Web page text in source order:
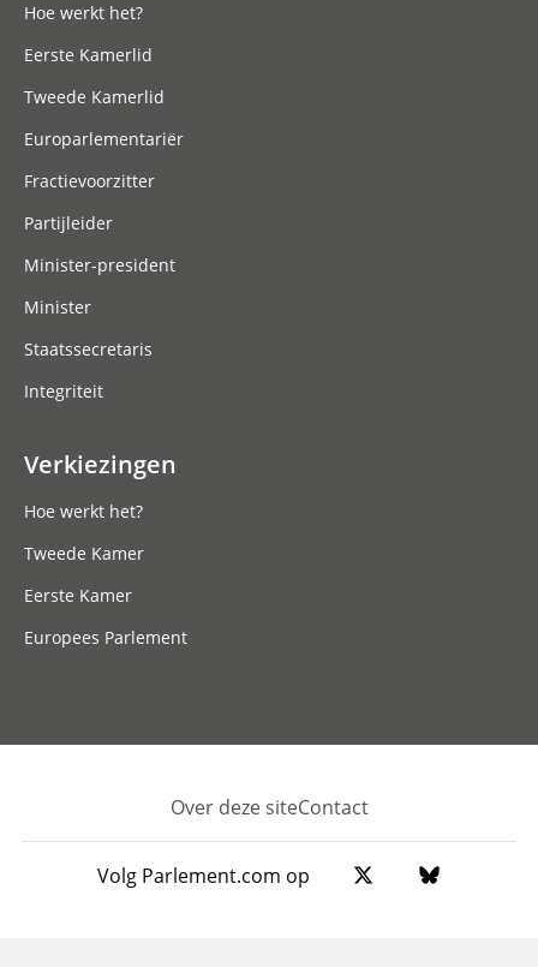
Hoe werkt het?
Eerste Kamerlid
Tweede Kamerlid
Europarlementariër
Fractievoorzitter
Partijleider
Minister-president
Minister
Staatssecretaris
Integriteit
Verkiezingen
Hoe werkt het?
Tweede Kamer
Eerste Kamer
Europees Parlement
Footer
Over deze siteContact
Volg Parlement.com op